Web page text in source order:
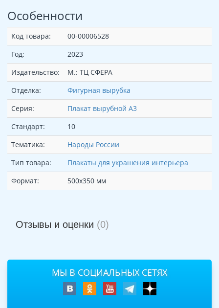
Особенности
Код товара:
00-00006528
Год:
2023
Издательство:
М.: ТЦ СФЕРА
Отделка:
Фигурная вырубка
Серия:
Плакат вырубной А3
Стандарт:
10
Тематика:
Народы России
Тип товара:
Плакаты для украшения интерьера
Формат:
500х350 мм
Отзывы и оценки (0)
МЫ В СОЦИАЛЬНЫХ СЕТЯХ